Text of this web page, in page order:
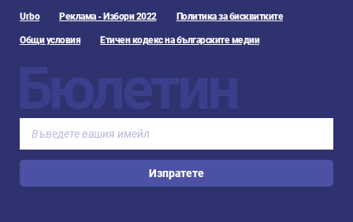
Urbo Реклама - Избори 2022 Политика за бисквитките
Общи условия Етичен кодекс на българските медии
Бюлетин
Изпратете